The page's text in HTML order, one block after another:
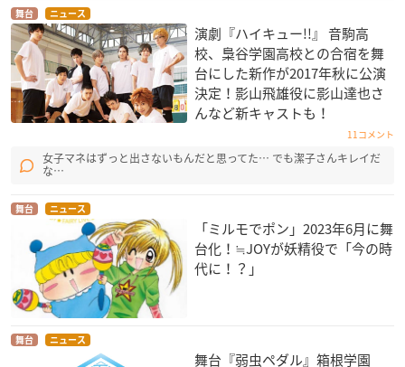
舞台 ニュース
演劇『ハイキュー!!』 音駒高
校、梟谷学園高校との合宿を舞
台にした新作が2017年秋に公演
決定！影山飛雄役に影山達也さ
んなど新キャストも！
11コメント
女子マネはずっと出さないもんだと思ってた… でも潔子さんキレイだ
な…
舞台 ニュース
「ミルモでポン」2023年6月に舞
台化！≒JOYが妖精役で「今の時
代に！？」
舞台 ニュース
舞台『弱虫ペダル』箱根学園